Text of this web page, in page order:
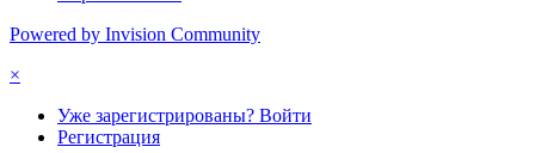
Powered by Invision Community
×
Уже зарегистрированы? Войти
Регистрация